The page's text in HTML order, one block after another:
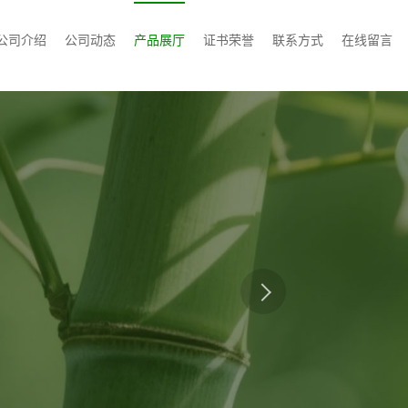
司介绍 公司动态 产品展厅 证书荣誉 联系方式 在线留言